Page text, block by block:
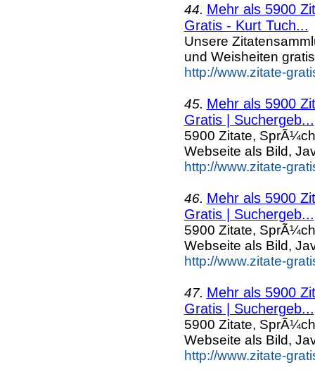
44. Mehr als 5900
Gratis - Kurt Tuch...
Unsere
und Weisheiten
http://www.zitate-
45. Mehr als 5900
Gratis | Suchergeb...
5900 Zitate,
Webseite als Bild,
http://www.zitate-
46. Mehr als 5900
Gratis | Suchergeb...
5900 Zitate,
Webseite als Bild,
http://www.zitate-
47. Mehr als 5900
Gratis | Suchergeb...
5900 Zitate,
Webseite als Bild,
http://www.zitate-